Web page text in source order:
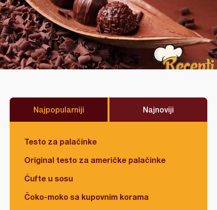
Najpopularniji Najnoviji
Testo za palačinke
Original testo za američke palačinke
Ćufte u sosu
Čoko-moko sa kupovnim korama